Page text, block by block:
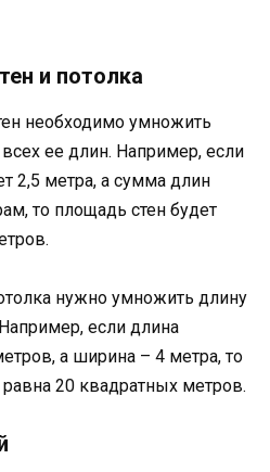
и потолка
необходимо умножить
ее длин. Например, если
2,5 метра, а сумма длин
то площадь стен будет
нужно умножить длину
если длина
а ширина – 4 метра, то
20 квадратных метров.